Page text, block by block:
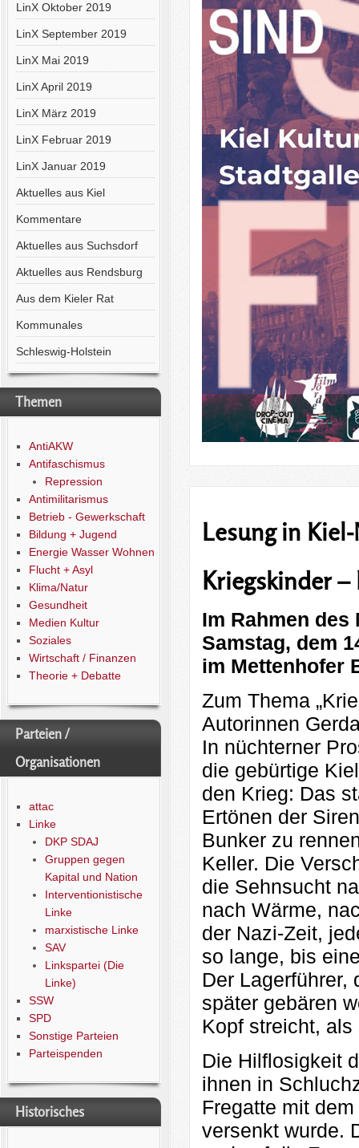
LinX Oktober 2019
LinX September 2019
LinX Mai 2019
LinX April 2019
LinX März 2019
LinX Februar 2019
LinX Januar 2019
Aktuelles aus Kiel
Kommentare
Aktuelles aus Suchsdorf
Aktuelles aus Rendsburg
Aus dem Kieler Rat
Kommunales
Schleswig-Holstein
Themen
AntiAKW
Antifaschismus
Repression
Antimilitarismus
Betrieb - Gewerkschaft
Bildung + Jugend
Energie Wasser Wohnen
Flucht + Asyl
Klima/Natur
Gesundheit
Medien Kultur
Soziales
Wirtschaft / Finanzen
Theorie + Debatte
Parteien /
Organisationen
attac
Linke
DKP SDAJ
Gruppen gegen
Kapital und Nation
Interventionistische
Linke
marxistische Linke
SAV
Linkspartei (Die
Linke)
SSW
SPD
Sonstige Parteien
Parteispenden
Historisches
Lesung in
Kriegskinder –
Im Rahmen
Samstag, dem
im Mettenhofer
Zum Thema
Autorinnen
In nüchterner
die gebürtige
den Krieg: Das
Ertönen der
Bunker zu
Keller. Die
die Sehnsucht
nach Wärme,
der Nazi-Zeit,
so lange, bis
Der Lagerführer,
später gebären
Kopf streicht, als
Die Hilflosigkeit
ihnen in
Fregatte mit
versenkt wurde.